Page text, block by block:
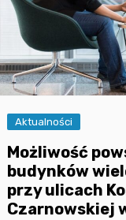
Aktualności
Możliwość
budynków
przy ulicach
Czarnowskiej